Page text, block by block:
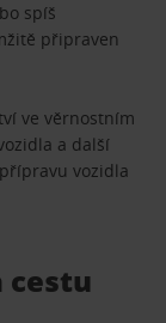
spíš
připraven
ve věrnostním
a další
vozidla
cestu